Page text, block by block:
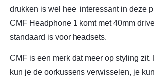
drukken is wel heel interessant in deze
CMF Headphone 1 komt met 40mm
standaard is voor headsets.
CMF is een merk dat meer op styling zit.
kun je de oorkussens verwisselen, je